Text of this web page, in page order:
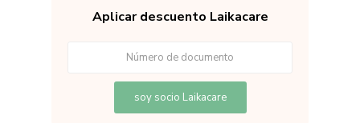
Aplicar descuento Laikacare
soy socio Laikacare